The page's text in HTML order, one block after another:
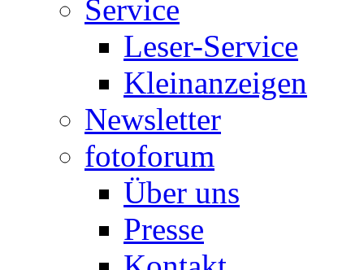
Service
Leser-Service
Kleinanzeigen
Newsletter
fotoforum
Über uns
Presse